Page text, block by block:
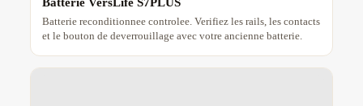
Batterie VersLife S7PLUS
Batterie reconditionnee controlee. Verifiez les rails, les contacts
et le bouton de deverrouillage avec votre ancienne batterie.